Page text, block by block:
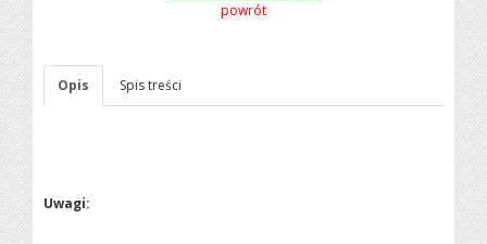
powrót
Opis Spis treści
Uwagi: